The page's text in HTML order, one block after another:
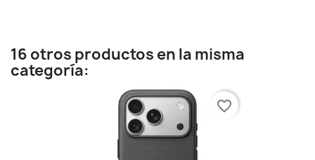
16 otros productos en la misma
categoría:
favorite_border